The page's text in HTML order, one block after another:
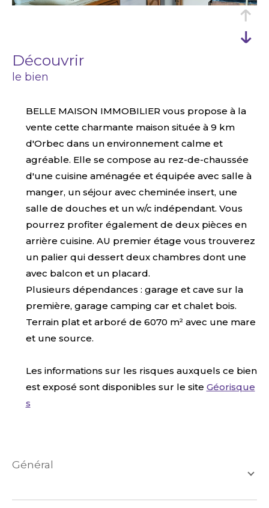
découvrir
le bien
BELLE MAISON IMMOBILIER vous propose à la
vente cette charmante maison située à 9 km
d'Orbec dans un environnement calme et
agréable. Elle se compose au rez-de-chaussée
d'une cuisine aménagée et équipée avec salle à
manger, un séjour avec cheminée insert, une
salle de douches et un w/c indépendant. Vous
pourrez profiter également de deux pièces en
arrière cuisine. AU premier étage vous trouverez
un palier qui dessert deux chambres dont une
avec balcon et un placard.
Plusieurs dépendances : garage et cave sur la
première, garage camping car et chalet bois.
Terrain plat et arboré de 6070 m² avec une mare
et une source.
Les informations sur les risques auxquels ce bien
est exposé sont disponibles sur le site Géorisque
s
général